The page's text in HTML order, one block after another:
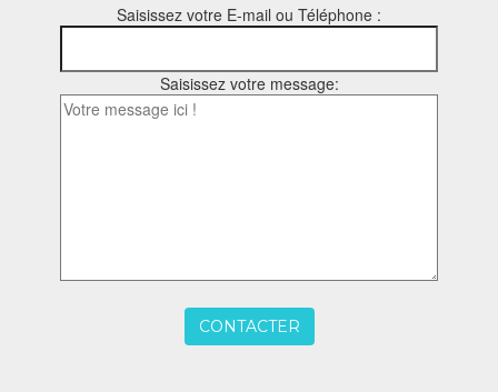
Saisissez votre E-mail ou Téléphone :
Saisissez votre message:
CONTACTER